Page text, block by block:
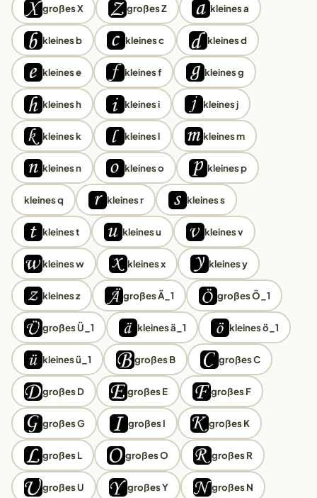
großes X großes Z kleines a
kleines b kleines c kleines d
kleines e kleines f kleines g
kleines h kleines i kleines j
kleines k kleines l kleines m
kleines n kleines o kleines p
kleines q kleines r kleines s
kleines t kleines u kleines v
kleines w kleines x kleines y
kleines z großes Ä_1 großes Ö_1
großes Ü_1 kleines ä_1 kleines ö_1
kleines ü_1 großes B großes C
großes D großes E großes F
großes G großes I großes K
großes L großes O großes R
großes U großes Y großes N